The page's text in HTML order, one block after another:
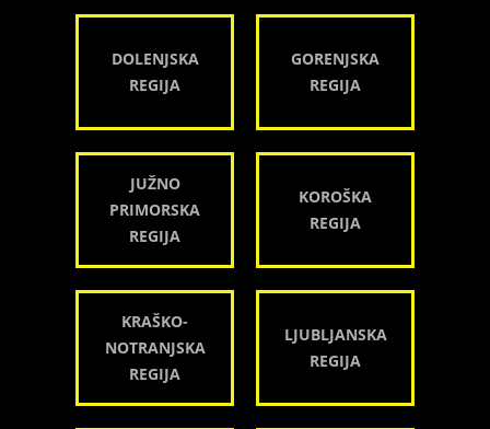
DOLENJSKA
REGIJA
GORENJSKA
REGIJA
JUŽNO
PRIMORSKA
REGIJA
KOROŠKA
REGIJA
KRAŠKO-
NOTRANJSKA
REGIJA
LJUBLJANSKA
REGIJA